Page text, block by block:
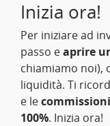
Inizia ora!
Per iniziare ad
passo eaprire
chiamiamo noi),
liquidità. Ti
e le
100%. Inizia ora!